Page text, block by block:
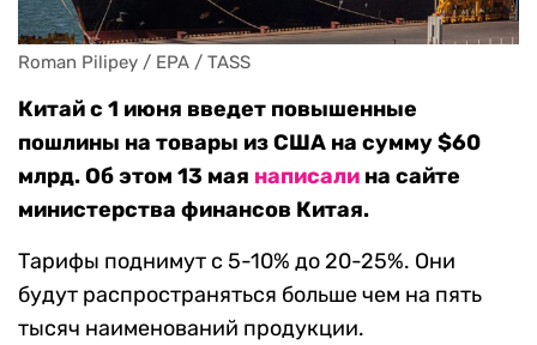
Roman Pilipey / EPA / TASS
Китай с 1 июня введет повышенные
пошлины на товары из США на сумму $60
млрд. Об этом 13 мая написали на сайте
министерства финансов Китая.
Тарифы поднимут с 5-10% до 20-25%. Они
будут распространяться больше чем на пять
тысяч наименований продукции.